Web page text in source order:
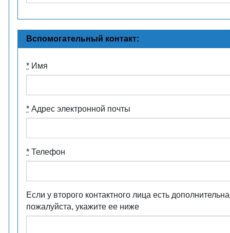
Вспомогательный контакт:
* Имя
* Адрес электронной почты
* Телефон
Если у второго контактного лица есть
пожалуйста, укажите ее ниже